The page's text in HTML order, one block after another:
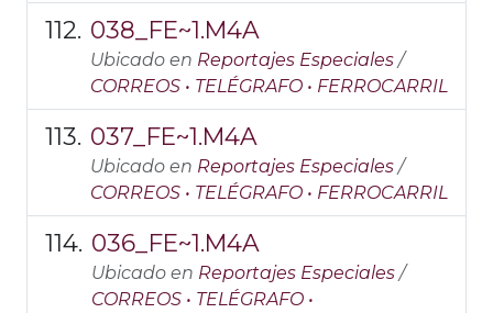
038_FE~1.M4A
Ubicado en Reportajes Especiales /
CORREOS • TELÉGRAFO • FERROCARRIL
037_FE~1.M4A
Ubicado en Reportajes Especiales /
CORREOS • TELÉGRAFO • FERROCARRIL
036_FE~1.M4A
Ubicado en Reportajes Especiales /
CORREOS • TELÉGRAFO •